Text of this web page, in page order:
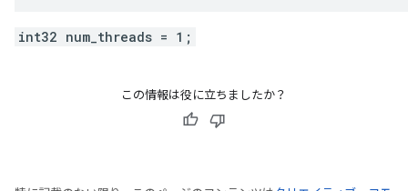
int32 num_threads = 1;
この情報は役に立ちましたか？